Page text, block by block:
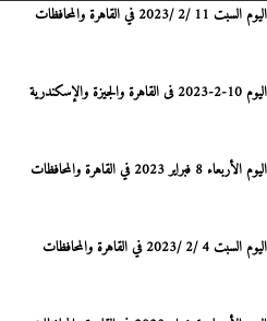
في القاهرة والمحافظات
مواقيت الصلاة اليوم 10-2-2023 فى القاهرة والجيزة والإسكندرية
في القاهرة والمحافظات
في القاهرة والمحافظات